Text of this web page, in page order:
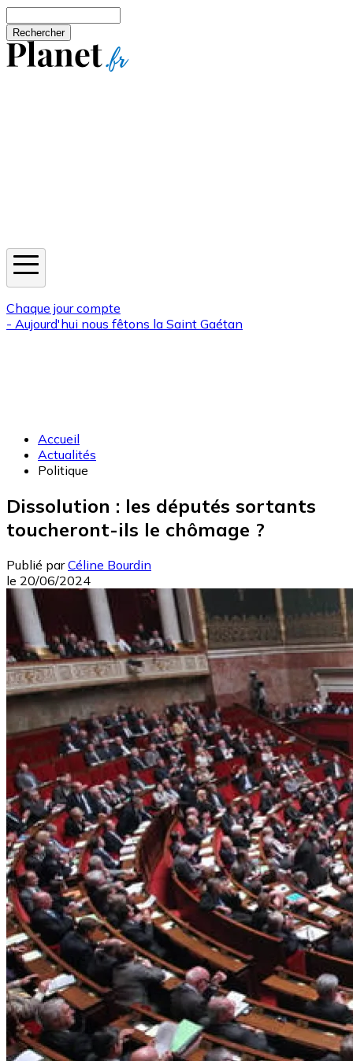
Chaque jour compte
- Aujourd'hui nous fêtons la Saint Gaétan
Accueil
Actualités
Politique
Dissolution : les députés sortants
toucheront-ils le chômage ?
Publié par Céline Bourdin
le 20/06/2024